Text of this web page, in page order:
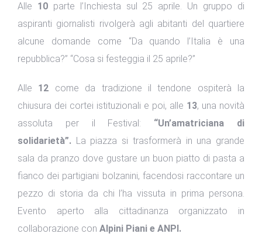
Alle 10parte l’Inchiesta sul 25 aprile. Un gruppo di
aspiranti giornalisti rivolgerà agli abitanti del quartiere
alcune domande come “Da quando l’Italia è una
repubblica?” “Cosa si festeggia il 25 aprile?”
Alle 12 come da tradizione il tendone ospiterà la
chiusura dei cortei istituzionali e poi, alle 13, una novità
assoluta per il Festival: “Un’amatriciana di
solidarietà”. La piazza si trasformerà in una grande
sala da pranzo dove gustare un buon piatto di pasta a
fianco dei partigiani bolzanini, facendosi raccontare un
pezzo di storia da chi l’ha vissuta in prima persona.
Evento aperto alla cittadinanza organizzato in
collaborazione con Alpini Piani e ANPI.